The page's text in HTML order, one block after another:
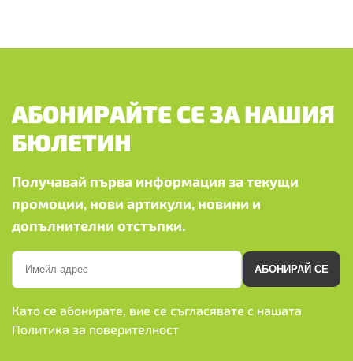
АБОНИРАЙТЕ СЕ ЗА НАШИЯ
БЮЛЕТИН
Получавай първа информация за текущи
промоции, нови артикули, новини и
допълнителни отстъпки.
АБОНИРАЙ СЕ
Като се абонирате, вие се съгласявате с нашата
Политика за поверителност